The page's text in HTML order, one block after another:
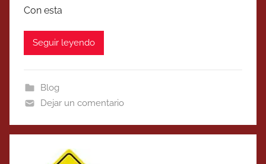
Con esta
Seguir leyendo
Blog
Dejar un comentario